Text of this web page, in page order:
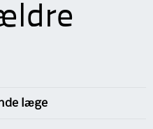
læge